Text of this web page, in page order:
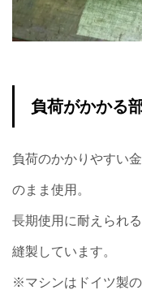
負荷がかかる
負荷のかかりやすい
のまま使用。
長期使用に耐えられ
縫製しています。
※マシンはドイツ製